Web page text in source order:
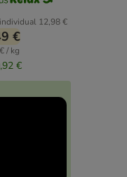
12,98 €
€
/ kg
€